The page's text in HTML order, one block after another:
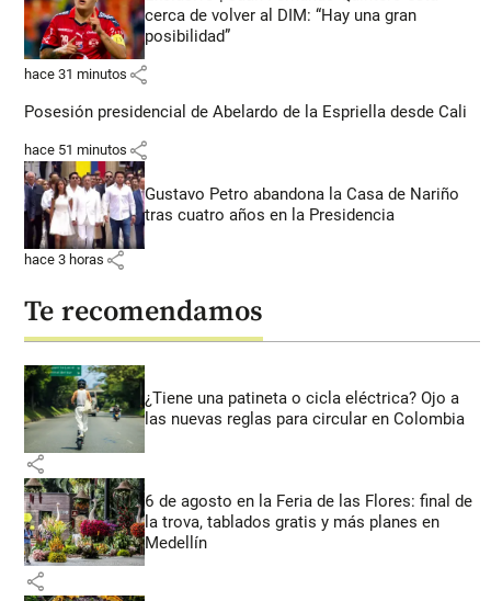
cerca de volver al DIM: “Hay una gran
posibilidad”
hace 31 minutos share
Posesión presidencial de Abelardo de la Espriella desde Cali
hace 51 minutos share
Gustavo Petro abandona la Casa de Nariño
tras cuatro años en la Presidencia
hace 3 horas share
Te recomendamos
¿Tiene una patineta o cicla eléctrica? Ojo a
las nuevas reglas para circular en Colombia
share
6 de agosto en la Feria de las Flores: final de
la trova, tablados gratis y más planes en
Medellín
share